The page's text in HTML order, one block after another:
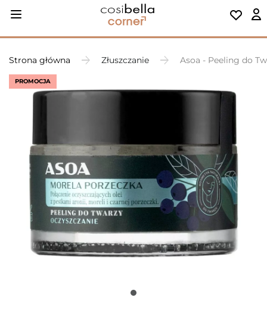
Strona główna Złuszczanie Asoa - Peeling do
PROMOCJA